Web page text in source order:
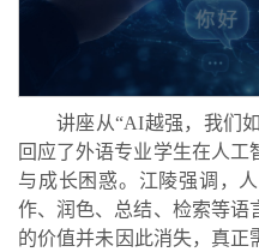
讲座从“AI越强，我们
回应了外语专业学生在人工
与成长困惑。江陵强调，
作、润色、总结、检索等语
的价值并未因此消失，真正